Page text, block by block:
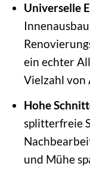
Universelle
ein echter
Vielzahl von
Hohe
splitterfreie
und Mühe